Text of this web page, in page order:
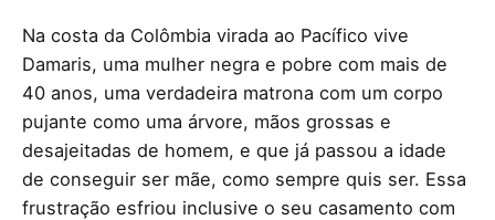
Na costa da Colômbia virada ao Pacífico vive
Damaris, uma mulher negra e pobre com mais de
40 anos, uma verdadeira matrona com um corpo
pujante como uma árvore, mãos grossas e
desajeitadas de homem, e que já passou a idade
de conseguir ser mãe, como sempre quis ser. Essa
frustração esfriou inclusive o seu casamento com